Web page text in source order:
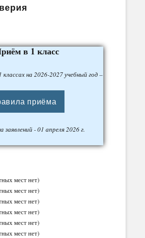
в 1 класс
на 2026-2027 учебный год –
приёма
заявлений - 01 апреля 2026 г.
мест нет)
мест нет)
мест нет)
мест нет)
мест нет)
мест нет)